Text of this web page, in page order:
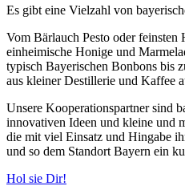
Es gibt eine Vielzahl von
Vom Bärlauch Pesto oder feinsten
einheimische Honige und
typisch Bayerischen Bonbons bis
aus kleiner Destillerie und Kaffee
Unsere Kooperationspartner sind
innovativen Ideen und kleine und
die mit viel Einsatz und Hingabe
und so dem Standort Bayern ein
Hol sie Dir!